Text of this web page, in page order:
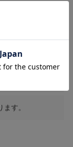
す。